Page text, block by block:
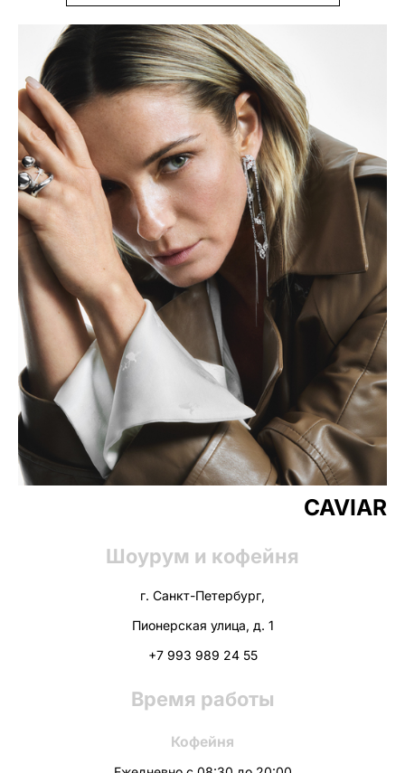
CAVIAR
Шоурум и кофейня
г. Санкт-Петербург,
Пионерская улица, д. 1
+7 993 989 24 55
Время работы
Кофейня